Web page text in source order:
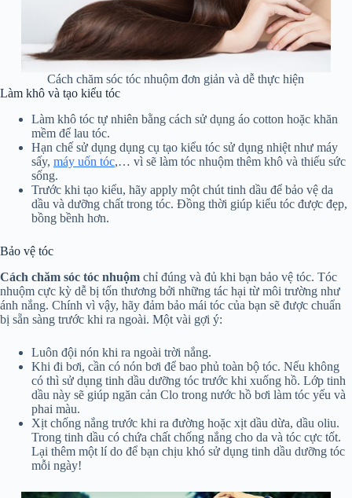
Cách chăm sóc tóc nhuộm đơn giản và dễ thực hiện
Làm khô và tạo kiểu tóc
Làm khô tóc tự nhiên bằng cách sử dụng áo cotton hoặc khăn
mềm để lau tóc.
Hạn chế sử dụng dụng cụ tạo kiểu tóc sử dụng nhiệt như máy
sấy, máy uốn tóc,… vì sẽ làm tóc nhuộm thêm khô và thiếu sức
sống.
Trước khi tạo kiểu, hãy apply một chút tinh dầu để bảo vệ da
dầu và dưỡng chất trong tóc. Đồng thời giúp kiểu tóc được đẹp,
bồng bềnh hơn.
Bảo vệ tóc
Cách chăm sóc tóc nhuộm chỉ đúng và đủ khi bạn bảo vệ tóc. Tóc
nhuộm cực kỳ dễ bị tổn thương bởi những tác hại từ môi trường như
ánh nắng. Chính vì vậy, hãy đảm bảo mái tóc của bạn sẽ được chuẩn
bị sẵn sàng trước khi ra ngoài. Một vài gợi ý:
Luôn đội nón khi ra ngoài trời nắng.
Khi đi bơi, cần có nón bơi để bao phủ toàn bộ tóc. Nếu không
có thì sử dụng tinh dầu dưỡng tóc trước khi xuống hồ. Lớp tinh
dầu này sẽ giúp ngăn cản Clo trong nước hồ bơi làm tóc yếu và
phai màu.
Xịt chống nắng trước khi ra đường hoặc xịt dầu dừa, dầu oliu.
Trong tinh dầu có chứa chất chống nắng cho da và tóc cực tốt.
Lại thêm một lí do để bạn chịu khó sử dụng tinh dầu dưỡng tóc
mỗi ngày!